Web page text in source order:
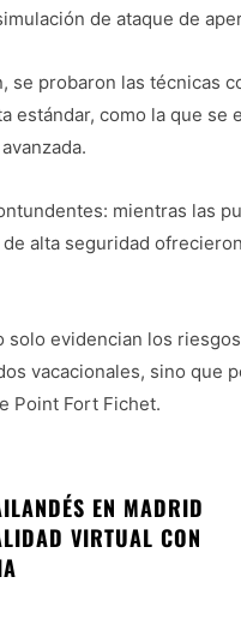
de ataque de
se probaron las técnicas
estándar, como la que
mientras las
alta seguridad
solo evidencian los
vacacionales, sino que
Point Fort Fichet.
EN MADRID
VIRTUAL CON